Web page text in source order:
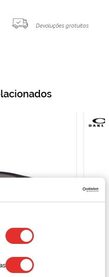
Devoluções gratuitas
0OO4123
€